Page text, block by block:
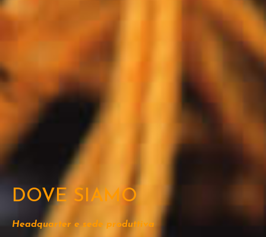
DOVE SIAMO
Headquarter e sede produttiva